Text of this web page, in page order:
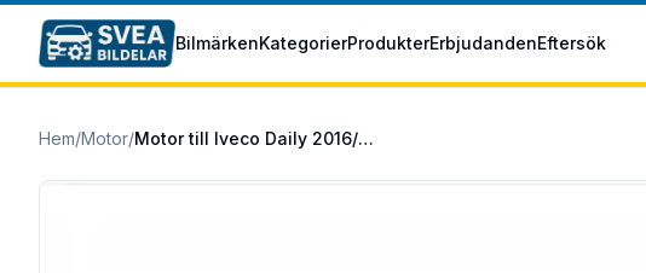
Hoppa till huvudinnehåll
BilmärkenKategorierProdukterErbjudandenEftersök
Hem/Motor/ Motor till Iveco Daily 2016/04- 33S16